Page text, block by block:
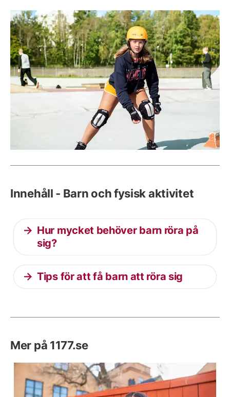
Innehåll - Barn och fysisk aktivitet
Hur mycket behöver barn röra på
sig?
Tips för att få barn att röra sig
Mer på 1177.se